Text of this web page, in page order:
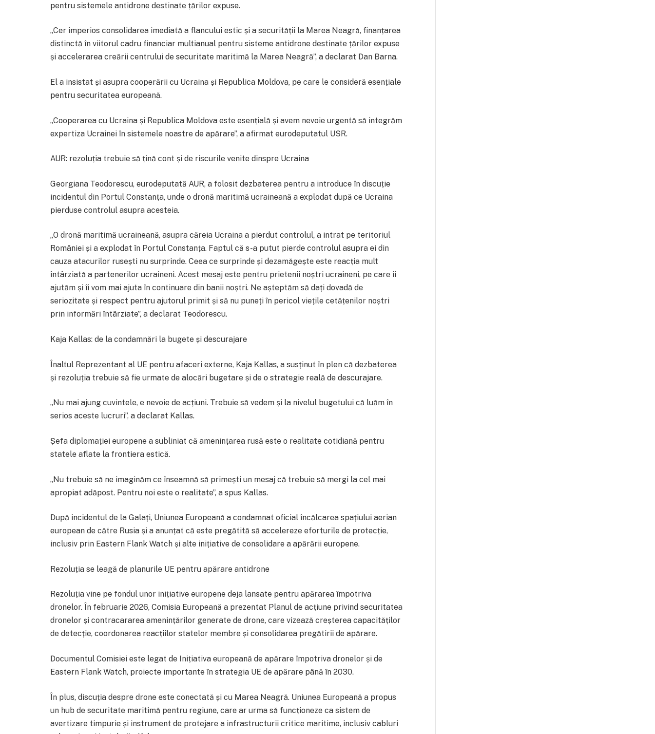
pentru sistemele antidrone destinate țărilor expuse.
„Cer imperios consolidarea imediată a flancului estic și a securității la Marea Neagră, finanțarea
distinctă în viitorul cadru financiar multianual pentru sisteme antidrone destinate țărilor expuse
și accelerarea creării centrului de securitate maritimă la Marea Neagră”, a declarat Dan Barna.
El a insistat și asupra cooperării cu Ucraina și Republica Moldova, pe care le consideră esențiale
pentru securitatea europeană.
„Cooperarea cu Ucraina și Republica Moldova este esențială și avem nevoie urgentă să integrăm
expertiza Ucrainei în sistemele noastre de apărare”, a afirmat eurodeputatul USR.
AUR: rezoluția trebuie să țină cont și de riscurile venite dinspre Ucraina
Georgiana Teodorescu, eurodeputată AUR, a folosit dezbaterea pentru a introduce în discuție
incidentul din Portul Constanța, unde o dronă maritimă ucraineană a explodat după ce Ucraina
pierduse controlul asupra acesteia.
„O dronă maritimă ucraineană, asupra căreia Ucraina a pierdut controlul, a intrat pe teritoriul
României și a explodat în Portul Constanța. Faptul că s-a putut pierde controlul asupra ei din
cauza atacurilor rusești nu surprinde. Ceea ce surprinde și dezamăgește este reacția mult
întârziată a partenerilor ucraineni. Acest mesaj este pentru prietenii noștri ucraineni, pe care îi
ajutăm și îi vom mai ajuta în continuare din banii noștri. Ne așteptăm să dați dovadă de
seriozitate și respect pentru ajutorul primit și să nu puneți în pericol viețile cetățenilor noștri
prin informări întârziate”, a declarat Teodorescu.
Kaja Kallas: de la condamnări la bugete și descurajare
Înaltul Reprezentant al UE pentru afaceri externe, Kaja Kallas, a susținut în plen că dezbaterea
și rezoluția trebuie să fie urmate de alocări bugetare și de o strategie reală de descurajare.
„Nu mai ajung cuvintele, e nevoie de acțiuni. Trebuie să vedem și la nivelul bugetului că luăm în
serios aceste lucruri”, a declarat Kallas.
Șefa diplomației europene a subliniat că amenințarea rusă este o realitate cotidiană pentru
statele aflate la frontiera estică.
„Nu trebuie să ne imaginăm ce înseamnă să primești un mesaj că trebuie să mergi la cel mai
apropiat adăpost. Pentru noi este o realitate”, a spus Kallas.
După incidentul de la Galați, Uniunea Europeană a condamnat oficial încălcarea spațiului aerian
european de către Rusia și a anunțat că este pregătită să accelereze eforturile de protecție,
inclusiv prin Eastern Flank Watch și alte inițiative de consolidare a apărării europene.
Rezoluția se leagă de planurile UE pentru apărare antidrone
Rezoluția vine pe fondul unor inițiative europene deja lansate pentru apărarea împotriva
dronelor. În februarie 2026, Comisia Europeană a prezentat Planul de acțiune privind securitatea
dronelor și contracararea amenințărilor generate de drone, care vizează creșterea capacităților
de detecție, coordonarea reacțiilor statelor membre și consolidarea pregătirii de apărare.
Documentul Comisiei este legat de Inițiativa europeană de apărare împotriva dronelor și de
Eastern Flank Watch, proiecte importante în strategia UE de apărare până în 2030.
În plus, discuția despre drone este conectată și cu Marea Neagră. Uniunea Europeană a propus
un hub de securitate maritimă pentru regiune, care ar urma să funcționeze ca sistem de
avertizare timpurie și instrument de protejare a infrastructurii critice maritime, inclusiv cabluri